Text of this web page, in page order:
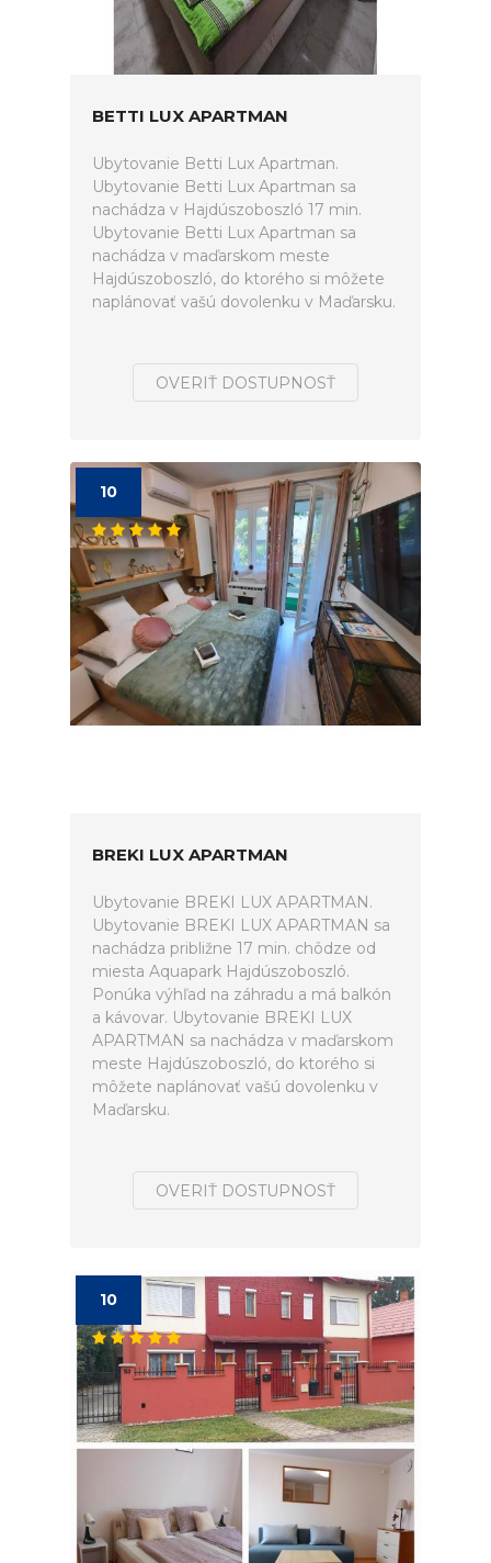
BETTI LUX APARTMAN
Ubytovanie Betti Lux Apartman.
Ubytovanie Betti Lux Apartman sa
nachádza v Hajdúszoboszló 17 min.
Ubytovanie Betti Lux Apartman sa
nachádza v maďarskom meste
Hajdúszoboszló, do ktorého si môžete
naplánovať vašú dovolenku v Maďarsku.
OVERIŤ DOSTUPNOSŤ
10
BREKI LUX APARTMAN
Ubytovanie BREKI LUX APARTMAN.
Ubytovanie BREKI LUX APARTMAN sa
nachádza približne 17 min. chôdze od
miesta Aquapark Hajdúszoboszló.
Ponúka výhľad na záhradu a má balkón
a kávovar. Ubytovanie BREKI LUX
APARTMAN sa nachádza v maďarskom
meste Hajdúszoboszló, do ktorého si
môžete naplánovať vašú dovolenku v
Maďarsku.
OVERIŤ DOSTUPNOSŤ
10